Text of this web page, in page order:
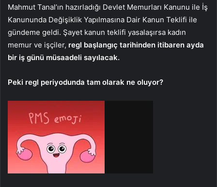
Mahmut Tanal’ın hazırladığı Devlet Memurları Kanunu ile İş
Kanununda Değişiklik Yapılmasına Dair Kanun Teklifi ile
gündeme geldi. Şayet kanun teklifi yasalaşırsa kadın
memur ve işçiler, regl başlangıç tarihinden itibaren ayda
bir iş günü müsaadeli sayılacak.
Peki regl periyodunda tam olarak ne oluyor?